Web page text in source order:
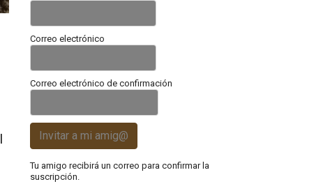
Correo electrónico
Correo electrónico de confirmación
Invitar a mi amig@
Tu amigo recibirá un correo para confirmar la
suscripción.